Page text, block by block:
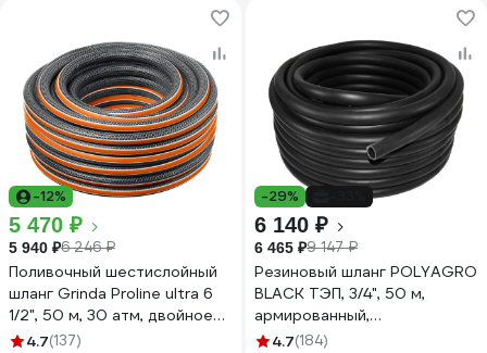
-12%
5 470 ₽
5 940 ₽6 246 ₽
Поливочный шестислойный
шланг Grinda Proline ultra 6
1/2", 50 м, 30 атм, двойное
армирование 429009-1/2-
4.7(137)
-29%
6 140 ₽
6 465 ₽9 147 ₽
Резиновый шланг POLYAGRO
BLACK ТЭП, 3/4", 50 м,
армированный,
морозостойкий 7558150
4.7(184)